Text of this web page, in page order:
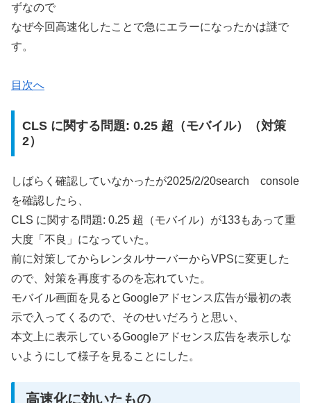
ずなので
なぜ今回高速化したことで急にエラーになったかは謎で
す。
目次へ
CLS に関する問題: 0.25 超（モバイル）（対策
2）
しばらく確認していなかったが2025/2/20search console
を確認したら、
CLS に関する問題: 0.25 超（モバイル）が133もあって重
大度「不良」になっていた。
前に対策してからレンタルサーバーからVPSに変更した
ので、対策を再度するのを忘れていた。
モバイル画面を見るとGoogleアドセンス広告が最初の表
示で入ってくるので、そのせいだろうと思い、
本文上に表示しているGoogleアドセンス広告を表示しな
いようにして様子を見ることにした。
高速化に効いたもの